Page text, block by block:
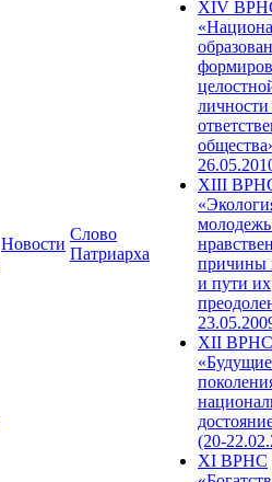
Новости
Слово
Патриарха
XIV
XIII
причины
и пути их
XII ВРНС
«Будущие
(20-
XI ВРНС